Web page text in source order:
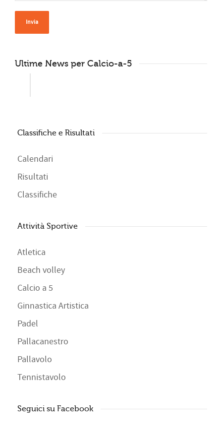
Ultime News per Calcio-a-5
Classifiche e Risultati
Calendari
Risultati
Classifiche
Attività Sportive
Atletica
Beach volley
Calcio a 5
Ginnastica Artistica
Padel
Pallacanestro
Pallavolo
Tennistavolo
Seguici su Facebook